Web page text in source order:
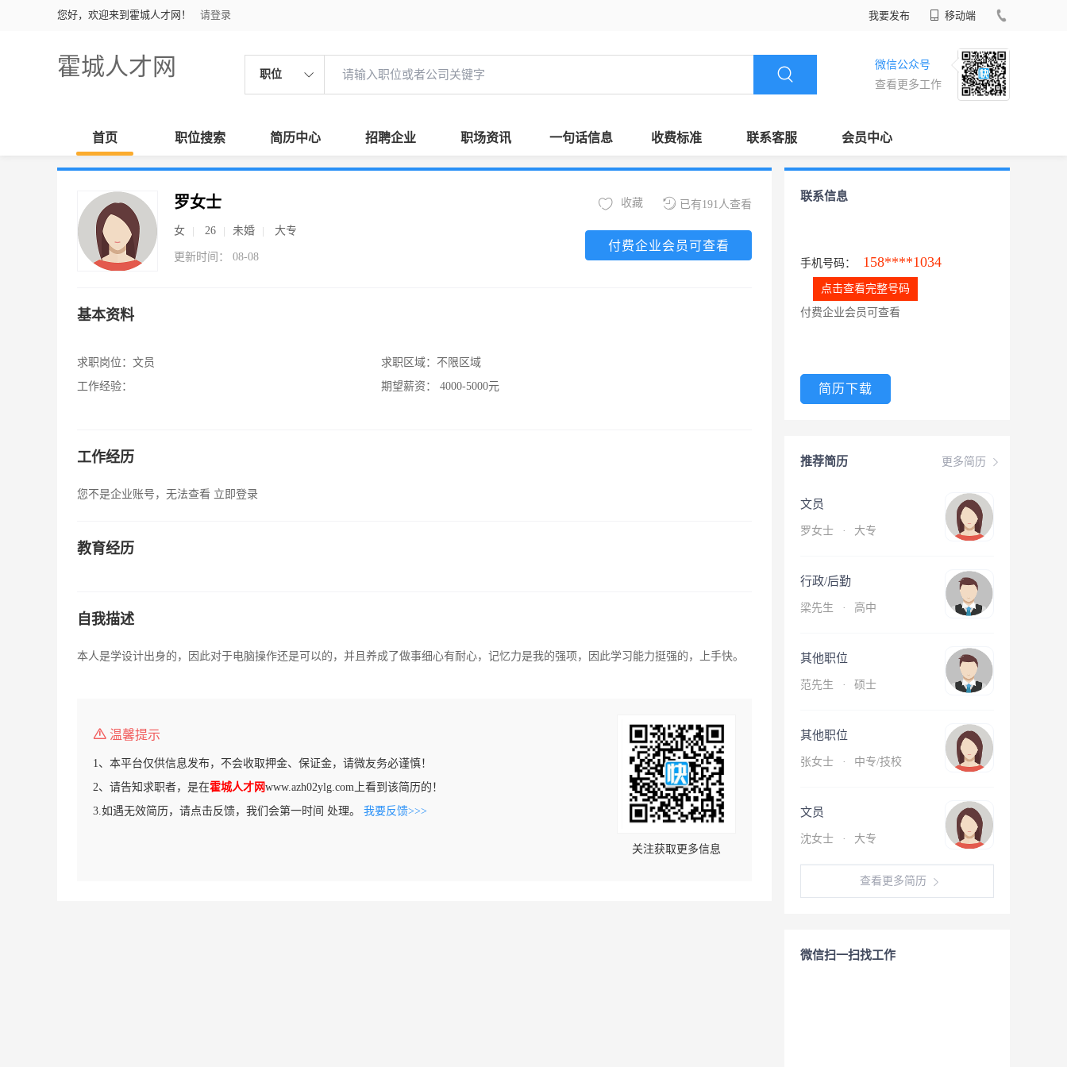
您好，欢迎来到霍城人才网！ 请登录 我要发布 移动端
霍城人才网 职位
微信公众号
查看更多工作
首页 职位搜索 简历中心 招聘企业 职场资讯 一句话信息 收费标准 联系客服 会员中心
罗女士
女 26 未婚 大专
更新时间： 08-08
已有191人查看
收藏
付费企业会员可查看
基本资料
求职岗位： 文员
工作经验：
求职区域： 不限区域
期望薪资：
4000-5000元
工作经历
您不是企业账号，无法查看 立即登录
教育经历
自我描述
本人是学设计出身的，因此对于电脑操作还是可以的，并且养成了做事细心有耐心，记忆力是我的强项，因此学习能力挺强的，上手快。
温馨提示
1、本平台仅供信息发布，不会收取押金、保证金，请微友务必谨慎！
2、请告知求职者，是在霍城人才网www.azh02ylg.com上看到该简历的！
3.如遇无效简历，请点击反馈，我们会第一时间 处理。 我要反馈>>>
关注获取更多信息
联系信息
手机号码： 158****1034
点击查看完整号码
付费企业会员可查看
简历下载
更多简历
推荐简历
文员
罗女士 · 大专
行政/后勤
梁先生 · 高中
其他职位
范先生 · 硕士
其他职位
张女士 · 中专/技校
文员
沈女士 · 大专
查看更多简历
微信扫一扫找工作